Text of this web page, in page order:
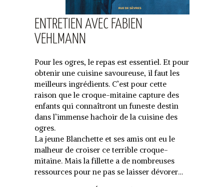
ENTRETIEN AVEC FABIEN
VEHLMANN
Pour les ogres, le repas est essentiel. Et pour
obtenir une cuisine savoureuse, il faut les
meilleurs ingrédients. C’est pour cette
raison que le croque-mitaine capture des
enfants qui connaîtront un funeste destin
dans l’immense hachoir de la cuisine des
ogres.
La jeune Blanchette et ses amis ont eu le
malheur de croiser ce terrible croque-
mitaine. Mais la fillette a de nombreuses
ressources pour ne pas se laisser dévorer…